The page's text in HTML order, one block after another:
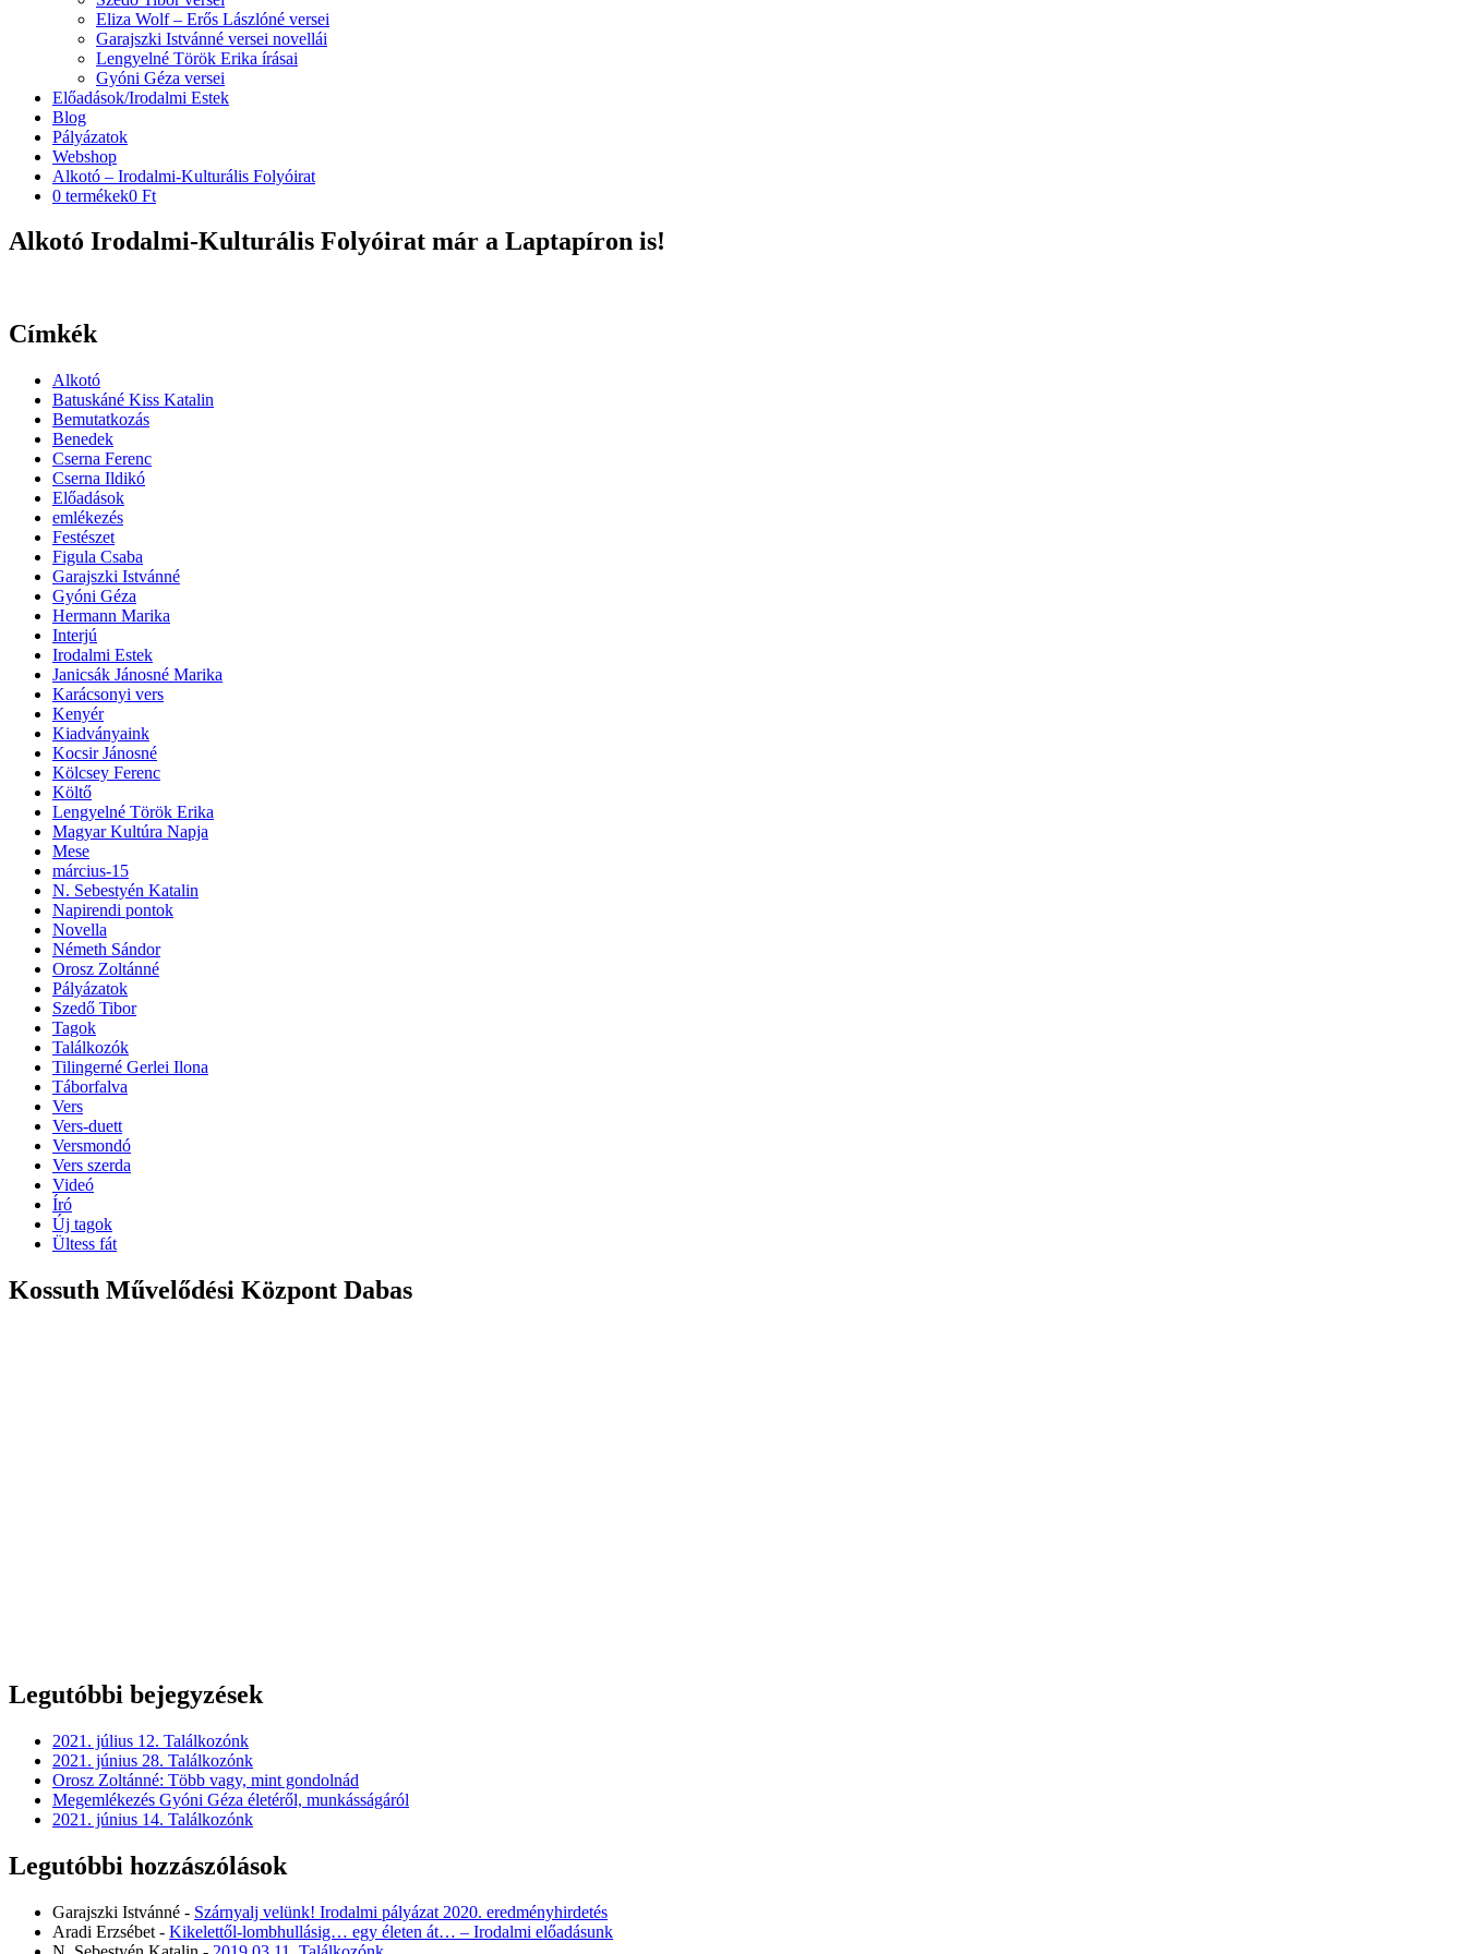
Eliza Wolf – Erős Lászlóné versei
Garajszki Istvánné versei novellái
Lengyelné Török Erika írásai
Gyóni Géza versei
Előadások/Irodalmi Estek
Blog
Pályázatok
Webshop
Alkotó – Irodalmi-Kulturális Folyóirat
0 termékek0 Ft
Alkotó Irodalmi-Kulturális Folyóirat már a Laptapíron is!
Címkék
Alkotó
Batuskáné Kiss Katalin
Bemutatkozás
Benedek
Cserna Ferenc
Cserna Ildikó
Előadások
emlékezés
Festészet
Figula Csaba
Garajszki Istvánné
Gyóni Géza
Hermann Marika
Interjú
Irodalmi Estek
Janicsák Jánosné Marika
Karácsonyi vers
Kenyér
Kiadványaink
Kocsir Jánosné
Kölcsey Ferenc
Költő
Lengyelné Török Erika
Magyar Kultúra Napja
Mese
március-15
N. Sebestyén Katalin
Napirendi pontok
Novella
Németh Sándor
Orosz Zoltánné
Pályázatok
Szedő Tibor
Tagok
Találkozók
Tilingerné Gerlei Ilona
Táborfalva
Vers
Vers-duett
Versmondó
Vers szerda
Videó
Író
Új tagok
Ültess fát
Kossuth Művelődési Központ Dabas
Legutóbbi bejegyzések
2021. július 12. Találkozónk
2021. június 28. Találkozónk
Orosz Zoltánné: Több vagy, mint gondolnád
Megemlékezés Gyóni Géza életéről, munkásságáról
2021. június 14. Találkozónk
Legutóbbi hozzászólások
Garajszki Istvánné - Szárnyalj velünk! Irodalmi pályázat 2020. eredményhirdetés
Aradi Erzsébet - Kikelettől-lombhullásig… egy életen át… – Irodalmi előadásunk